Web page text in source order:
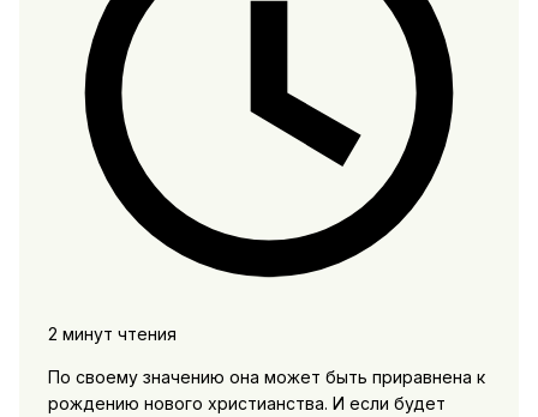
2 минут чтения
По своему значению она может быть приравнена к
рождению нового христианства. И если будет